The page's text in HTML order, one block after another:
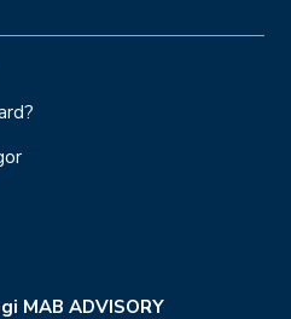
MAB ADVISORY